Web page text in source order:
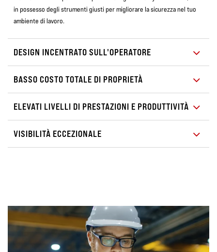
in possesso degli strumenti giusti per migliorare la sicurezza nel tuo
ambiente di lavoro.
DESIGN INCENTRATO SULL'OPERATORE
BASSO COSTO TOTALE DI PROPRIETÀ
ELEVATI LIVELLI DI PRESTAZIONI E PRODUTTIVITÀ
VISIBILITÀ ECCEZIONALE